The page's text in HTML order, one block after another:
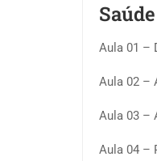
Saúde
Aula 01 –
Aula 02 –
Aula 03 –
Aula 04 –